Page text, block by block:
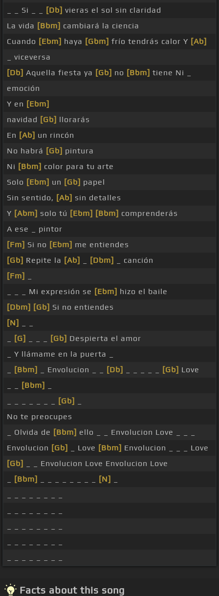
_ _ Si _ _
[Db] vieras el sol sin claridad
La vida [Bbm] cambiará la ciencia
Cuando [Ebm] haya [Gbm] frío tendrás calor Y [Ab]
_ viceversa
[Db] Aquella fiesta ya [Gb] no [Bbm] tiene Ni _
emoción
Y en [Ebm]
navidad [Gb] llorarás
En [Ab] un rincón
No habrá [Gb] pintura
Ni [Bbm] color para tu arte
Solo [Ebm] un [Gb] papel
Sin sentido, [Ab] sin detalles
Y [Abm] solo tú [Ebm] [Bbm] comprenderás
A ese _ pintor
[Fm] Si no [Ebm] me entiendes
[Gb] Repite la [Ab] [Dbm]
_ canción
[Fm]
_ _ _ Mi expresión se [Ebm] hizo el baile
[Dbm] [Gb] Si no entiendes
[N]
[G] [Gb] Despierta el amor
_ Y llámame en la puerta _
[Bbm] _ Envolucion _ _ [Db] [Gb] Love
[Bbm]
[Gb]
No te preocupes
_ Olvida de [Bbm] ello _ _ Envolucion Love _ _ _
Envolucion [Gb] _ Love [Bbm] Envolucion _ _ _ Love
[Gb]
_ _ Envolucion Love Envolucion Love
[Bbm] [N]
Facts about this song